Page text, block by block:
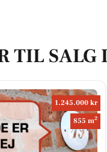
TIL SALG
1.245.000 kr
855 m2